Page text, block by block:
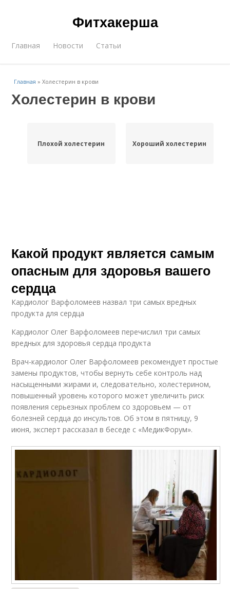
Фитхакерша
Главная Новости Статьи
Главная »Холестерин в крови
Холестерин в крови
Плохой холестерин Хороший холестерин
Какой продукт является самым
опасным для здоровья вашего
сердца
Кардиолог Варфоломеев назвал три самых вредных
продукта для сердца
Кардиолог Олег Варфоломеев перечислил три самых
вредных для здоровья сердца продукта
Врач-кардиолог Олег Варфоломеев рекомендует простые
замены продуктов, чтобы вернуть себе контроль над
насыщенными жирами и, следовательно, холестерином,
повышенный уровень которого может увеличить риск
появления серьезных проблем со здоровьем — от
болезней сердца до инсультов. Об этом в пятницу, 9
июня, эксперт рассказал в беседе с «МедикФорум».